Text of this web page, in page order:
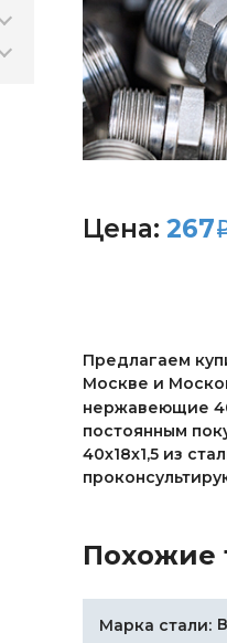
Цена: 267
Предлагаем
Москве и
нержавеющие
постоянным
40х18х1,5 из
Похожие
Марка стали: